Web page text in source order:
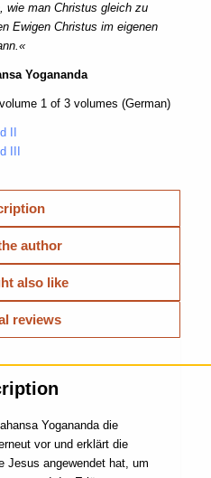
wie man Christus gleich zu
Ewigen Christus im eigenen
Yogananda
1 of 3 volumes (German)
II
III
author
also like
reviews
Yogananda die
vor und erklärt die
Jesus angewendet hat, um